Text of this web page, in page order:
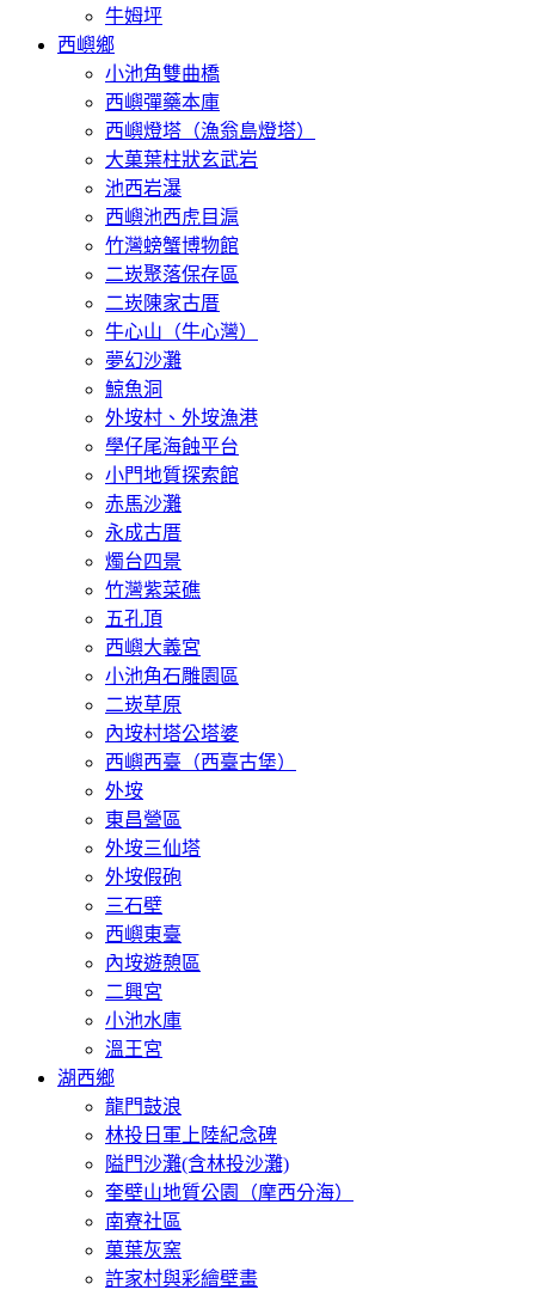
牛姆坪
西嶼鄉
小池角雙曲橋
西嶼彈藥本庫
西嶼燈塔（漁翁島燈塔）
大菓葉柱狀玄武岩
池西岩瀑
西嶼池西虎目滬
竹灣螃蟹博物館
二崁聚落保存區
二崁陳家古厝
牛心山（牛心灣）
夢幻沙灘
鯨魚洞
外垵村、外垵漁港
學仔尾海蝕平台
小門地質探索館
赤馬沙灘
永成古厝
燭台四景
竹灣紫菜礁
五孔頂
西嶼大義宮
小池角石雕園區
二崁草原
內垵村塔公塔婆
西嶼西臺（西臺古堡）
外垵
東昌營區
外垵三仙塔
外垵假砲
三石壁
西嶼東臺
內垵遊憩區
二興宮
小池水庫
溫王宮
湖西鄉
龍門鼓浪
林投日軍上陸紀念碑
隘門沙灘(含林投沙灘)
奎壁山地質公園（摩西分海）
南寮社區
菓葉灰窯
許家村與彩繪壁畫